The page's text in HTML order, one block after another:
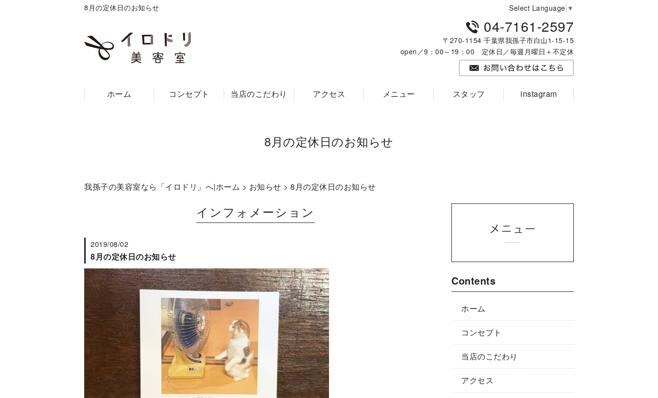
8月の定休日のお知らせ Select Language ▼
04-7161-2597
〒270-1154 千葉県我孫子市白山1-15-15
open／9：00～19：00 定休日／毎週月曜日＋不定休
ホーム コンセプト 当店のこだわり アクセス メニュー スタッフ instagram
8月の定休日のお知らせ
我孫子の美容室なら「イロドリ」へ|ホーム > お知らせ > 8月の定休日のお知らせ
インフォメーション
2019/08/02
8月の定休日のお知らせ
Contents
ホーム
コンセプト
当店のこだわり
アクセス